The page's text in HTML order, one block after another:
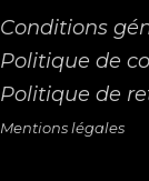
Conditions
Politique de
Politique de
Mentions légales